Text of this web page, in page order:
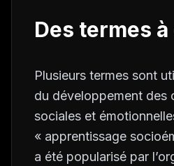
Des termes
Plusieurs termes sont
du développement des
sociales et
« apprentissage
a été popularisé par